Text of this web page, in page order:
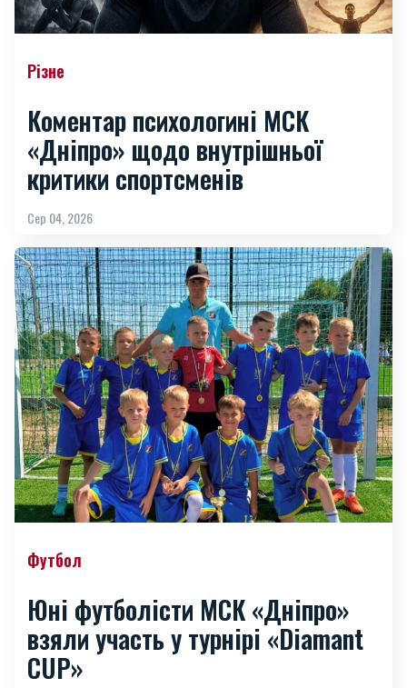
Різне
Коментар психологині МСК
«Дніпро» щодо внутрішньої
критики спортсменів
Сер 04, 2026
Футбол
Юні футболісти МСК «Дніпро»
взяли участь у турнірі «Diamant
CUP»